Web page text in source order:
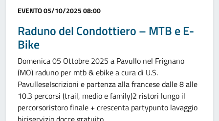
Categoria:
EVENTO05/10/2025 08:00
Raduno del Condottiero – MTB e E-
Bike
Domenica 05 Ottobre 2025 a Pavullo nel Frignano
(MO) raduno per mtb & ebike a cura di U.S.
PavulleseIscrizioni e partenza alla francese dalle 8 alle
10.3 percorsi (trail, medio e family)2 ristori lungo il
percorsoristoro finale + crescenta partypunto lavaggio